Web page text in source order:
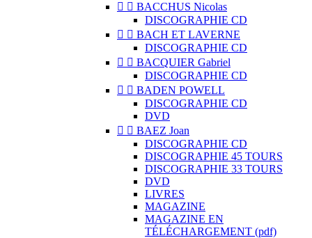
  BACCHUS Nicolas
DISCOGRAPHIE CD
  BACH ET LAVERNE
DISCOGRAPHIE CD
  BACQUIER Gabriel
DISCOGRAPHIE CD
  BADEN POWELL
DISCOGRAPHIE CD
DVD
  BAEZ Joan
DISCOGRAPHIE CD
DISCOGRAPHIE 45 TOURS
DISCOGRAPHIE 33 TOURS
DVD
LIVRES
MAGAZINE
MAGAZINE EN
TÉLÉCHARGEMENT (pdf)